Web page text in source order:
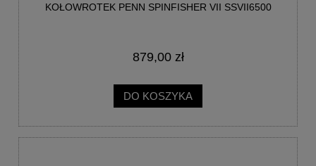
KOŁOWROTEK PENN SPINFISHER VII SSVII6500
879,00 zł
DO KOSZYKA